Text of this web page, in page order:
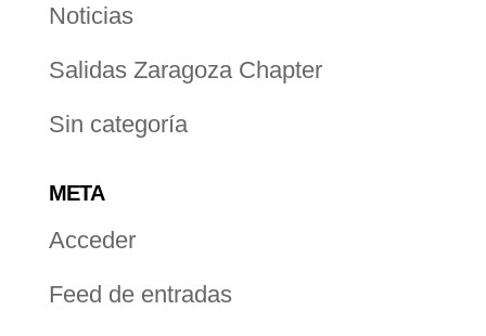
Noticias
Salidas Zaragoza Chapter
Sin categoría
META
Acceder
Feed de entradas